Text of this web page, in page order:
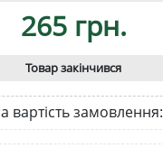
265 грн.
Товар закінчився
вартість замовлення: